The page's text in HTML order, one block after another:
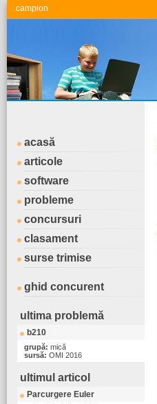
.campion
acasă
articole
software
probleme
concursuri
clasament
surse trimise
ghid concurent
ultima problemă
b210
grupă: mică
sursă: OMI 2016
ultimul articol
Parcurgere Euler